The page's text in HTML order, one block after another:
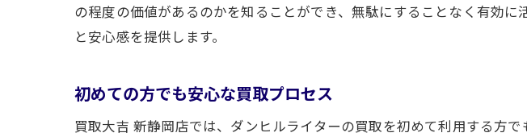
の程度の価値があるのかを知ることができ、無駄にすることなく有効
と安心感を提供します。
初めての方でも安心な買取プロセス
買取大吉 新静岡店では、ダンヒルライターの買取を初めて利用する方